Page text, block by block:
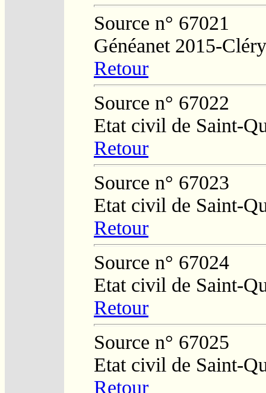
Source n° 67021
Généanet 2015-
Retour
Source n° 67022
Etat civil de Saint-
Retour
Source n° 67023
Etat civil de Saint-
Retour
Source n° 67024
Etat civil de Saint-
Retour
Source n° 67025
Etat civil de Saint-
Retour